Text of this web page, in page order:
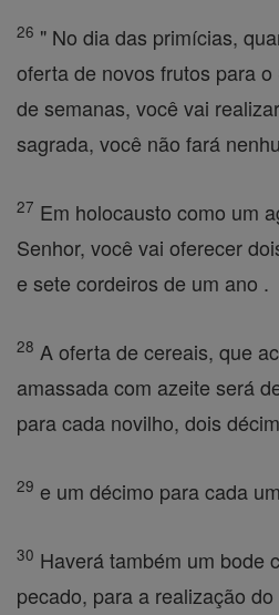
26 " No dia das primícias,
oferta de novos frutos para
de semanas, você vai
sagrada, você não fará
27 Em holocausto como um
Senhor, você vai oferecer
e sete cordeiros de um ano .
28 A oferta de cereais, que
amassada com azeite será
para cada novilho, dois
29 e um décimo para cada
30 Haverá também um bode
pecado, para a realização